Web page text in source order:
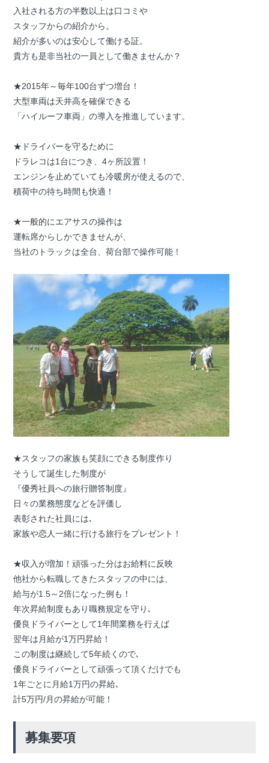
入社される方の半数以上は口コミや
スタッフからの紹介から。
紹介が多いのは安心して働ける証。
貴方も是非当社の一員として働きませんか？
★2015年～毎年100台ずつ増台！
大型車両は天井高を確保できる
「ハイルーフ車両」の導入を推進しています。
★ドライバーを守るために
ドラレコは1台につき、4ヶ所設置！
エンジンを止めていても冷暖房が使えるので、
積荷中の待ち時間も快適！
★一般的にエアサスの操作は
運転席からしかできませんが、
当社のトラックは全台、荷台部で操作可能！
★スタッフの家族も笑顔にできる制度作り
そうして誕生した制度が
『優秀社員への旅行贈答制度』
日々の業務態度などを評価し
表彰された社員には､
家族や恋人一緒に行ける旅行をプレゼント！
★収入が増加！頑張った分はお給料に反映
他社から転職してきたスタッフの中には、
給与が1.5～2倍になった例も！
年次昇給制度もあり職務規定を守り､
優良ドライバーとして1年間業務を行えば
翌年は月給が1万円昇給！
この制度は継続して5年続くので､
優良ドライバーとして頑張って頂くだけでも
1年ごとに月給1万円の昇給､
計5万円/月の昇給が可能！
募集要項